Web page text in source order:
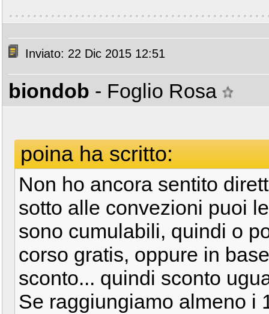
Inviato: 22 Dic 2015 12:51
biondob - Foglio Rosa
poina ha scritto:
Non ho ancora sentito
sotto alle convezioni puoi
sono cumulabili, quindi o
corso gratis, oppure in
sconto... quindi sconto
Se raggiungiamo almeno i